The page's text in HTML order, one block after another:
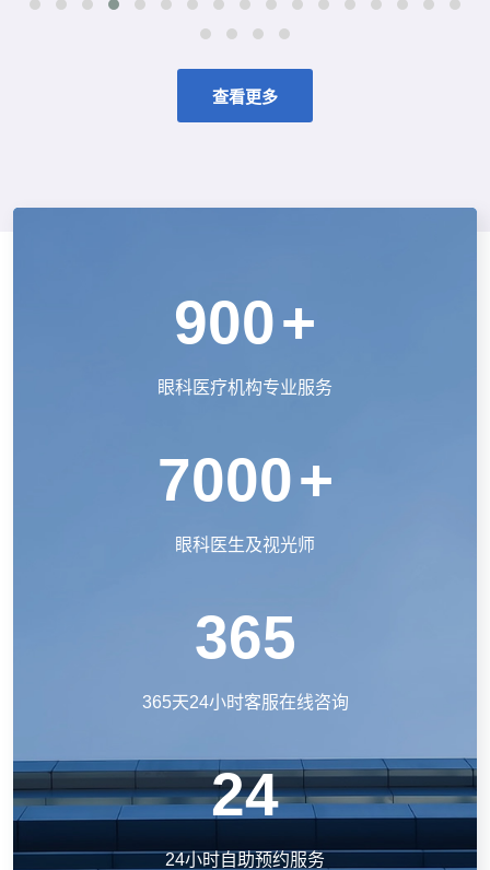
查看更多
900+
眼科医疗机构专业服务
7000+
眼科医生及视光师
365
365天24小时客服在线咨询
24
24小时自助预约服务